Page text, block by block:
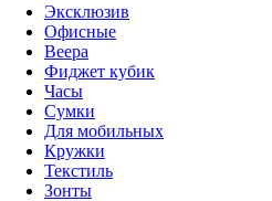
Эксклюзив
Офисные
Веера
Фиджет кубик
Часы
Сумки
Для мобильных
Кружки
Текстиль
Зонты